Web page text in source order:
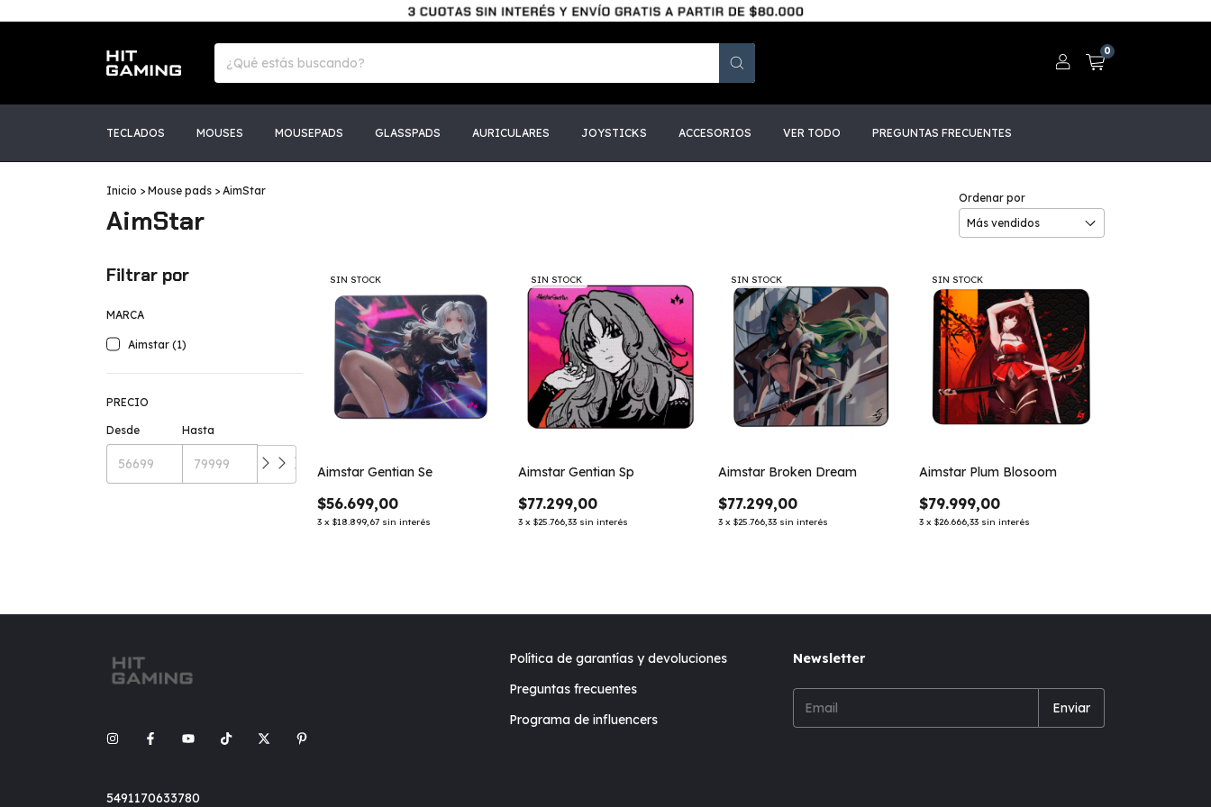
0
TECLADOS MOUSES MOUSEPADS GLASSPADS AURICULARES JOYSTICKS ACCESORIOS VER TODO PREGUNTAS FRECUENTES
Inicio > Mouse pads > AimStar
AimStar
Ordenar por
Filtrar por
MARCA
Aimstar (1)
PRECIO
Desde Hasta
SIN STOCK
Aimstar Gentian Se
$56.699,00
3 x$18.899,67 sin interés
SIN STOCK
Aimstar Gentian Sp
$77.299,00
3 x $25.766,33 sin interés
SIN STOCK
Aimstar Broken Dream
$77.299,00
3 x$25.766,33 sin interés
SIN STOCK
Aimstar Plum Blosoom
$79.999,00
3 x $26.666,33 sin interés
5491170633780
Política de garantías y devoluciones
Preguntas frecuentes
Programa de influencers
Newsletter